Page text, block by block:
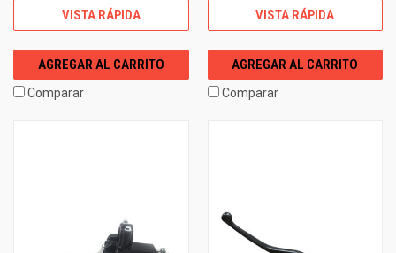
VISTA RÁPIDA
AGREGAR AL CARRITO
Comparar
VISTA RÁPIDA
AGREGAR AL CARRITO
Comparar